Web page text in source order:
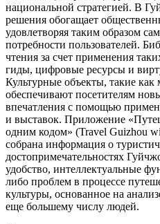
национальной стратегией. В
решения обогащает
удовлетворяя таким образом
потребности пользователей.
чтения за счет применения
гиды, цифровые ресурсы и
Культурные объекты, такие как
обеспечивают посетителям
впечатления с помощью
и выставок. Приложение
одним кодом» (Travel Guizhou
собрана информация о
достопримечательностях
удобство, интеллектуальные
либо проблем в процессе
культуры, основанное на
еще большему числу людей.